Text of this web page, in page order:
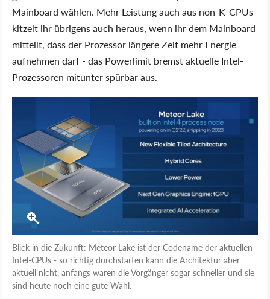
Mainboard wählen. Mehr Leistung auch aus non-K-CPUs
kitzelt ihr übrigens auch heraus, wenn ihr dem Mainboard
mitteilt, dass der Prozessor längere Zeit mehr Energie
aufnehmen darf - das Powerlimit bremst aktuelle Intel-
Prozessoren mitunter spürbar aus.
Blick in die Zukunft: Meteor Lake ist der Codename der aktuellen
Intel-CPUs - so richtig durchstarten kann die Architektur aber
aktuell nicht, anfangs waren die Vorgänger sogar schneller und sie
sind heute noch eine gute Wahl.